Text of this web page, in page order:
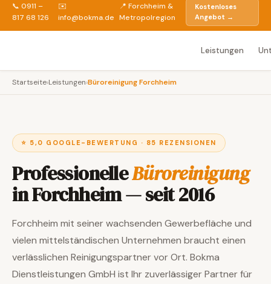
📞 0911 –
817 68 126
✉️
info@bokma.de
📍 Forchheim &
Metropolregion
Kostenloses
Angebot →
Leistungen
Startseite›Leistungen›Büroreinigung Forchheim
⭐ 5,0 GOOGLE-BEWERTUNG · 85 REZENSIONEN
ProfessionelleBüroreinigung
in Forchheim — seit 2016
Forchheim mit seiner wachsenden Gewerbefläche und
vielen mittelständischen Unternehmen braucht einen
verlässlichen Reinigungspartner vor Ort. Bokma
Dienstleistungen GmbH ist Ihr zuverlässiger Partner für